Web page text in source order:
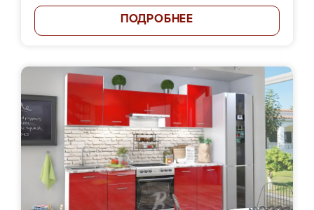
ПОДРОБНЕЕ